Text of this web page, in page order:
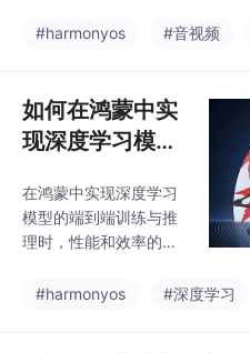
任何想法、建议，欢迎
断摸索的小码农，愿我
们都能在成长的路上越
了日常生活和工作中不
教育到医疗，视频通话
的应用场景越来越广
泛。然而，开发高质
话功能并不是一件容易
的事情，尤其是在不同
设备和网络条件下，如
性和稳定性，仍然是技
#harmonyos #音视频
如何在鸿蒙中实
现深度学习模型
推理？
在鸿蒙中实现深度学习
模型的端到端训练与推
理时，性能和效率的提
加速：利用鸿蒙系统的
#harmonyos #深度学习